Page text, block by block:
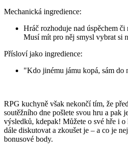
Mechanická ingredience:
Hráč rozhoduje nad úspěchem či
Musí mít pro něj smysl vybrat si
Přísloví jako ingredience:
"Kdo jinému jámu kopá, sám do
RPG kuchyně však nekončí tím, že
soutěžního dne pošlete svou hru a pak
výsledků, kdepak! Můžete o své hře i o
dále diskutovat a zkoušet je – a co je
bonusové body.